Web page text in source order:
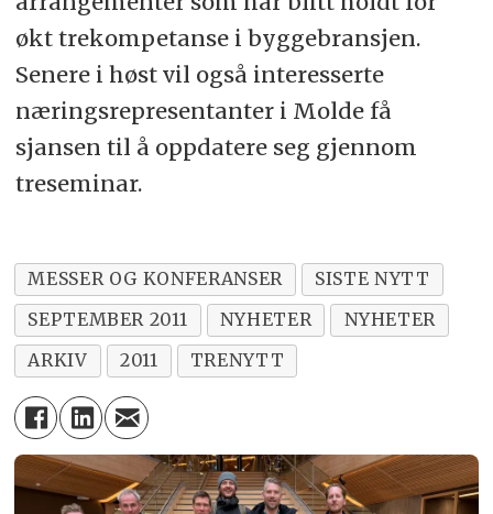
økt trekompetanse i byggebransjen.
Senere i høst vil også interesserte
næringsrepresentanter i Molde få
sjansen til å oppdatere seg gjennom
treseminar.
MESSER OG KONFERANSER
SISTE NYTT
SEPTEMBER 2011
NYHETER
NYHETER
ARKIV
2011 TRENYTT